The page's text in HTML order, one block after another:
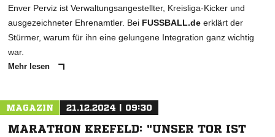
Enver Perviz ist Verwaltungsangestellter, Kreisliga-Kicker und
ausgezeichneter Ehrenamtler. Bei FUSSBALL.de erklärt der
Stürmer, warum für ihn eine gelungene Integration ganz wichtig
war.
Mehr lesen
MAGAZIN 21.12.2024 | 09:30
MARATHON KREFELD: "UNSER TOR IST